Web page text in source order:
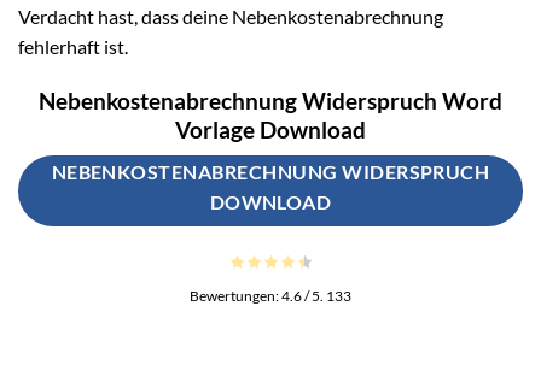
Verdacht hast, dass deine Nebenkostenabrechnung
fehlerhaft ist.
Nebenkostenabrechnung Widerspruch Word
Vorlage Download
NEBENKOSTENABRECHNUNG WIDERSPRUCH
DOWNLOAD
Bewertungen:4.6/ 5. 133